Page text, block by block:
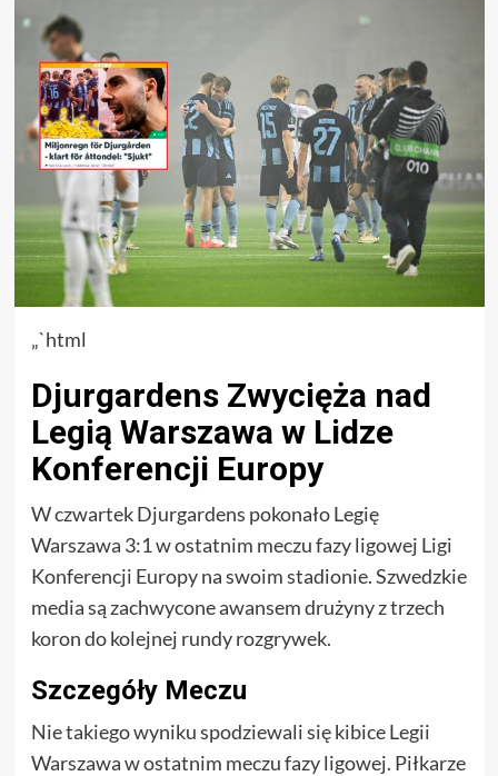
„`html
Djurgardens Zwycięża nad
Legią Warszawa w Lidze
Konferencji Europy
W czwartek Djurgardens pokonało Legię
Warszawa 3:1 w ostatnim meczu fazy ligowej Ligi
Konferencji Europy na swoim stadionie. Szwedzkie
media są zachwycone awansem drużyny z trzech
koron do kolejnej rundy rozgrywek.
Szczegóły Meczu
Nie takiego wyniku spodziewali się kibice Legii
Warszawa w ostatnim meczu fazy ligowej. Piłkarze